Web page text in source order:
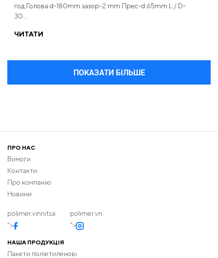
год Голова d-180mm зазор-2 mm Прес-d 65mm L / D-
30...
ЧИТАТИ
ПОКАЗАТИ БІЛЬШЕ
ПРО НАС
Вимоги
Контакти
Про компанію
Новини
polimer.vinnitsa
">
polimer.vn
">
НАША ПРОДУКЦІЯ
Пакети поліетиленові